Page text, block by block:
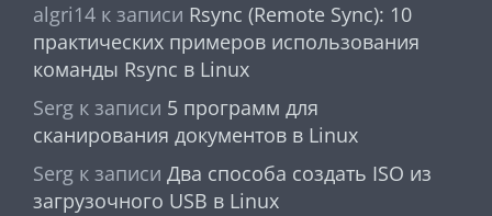
algri14 к записи Rsync (Remote Sync): 10
практических примеров использования
команды Rsync в Linux
Serg к записи 5 программ для
сканирования документов в Linux
Serg к записи Два способа создать ISO из
загрузочного USB в Linux